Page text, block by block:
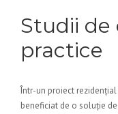
Studii de
practice
Într-un proiect
beneficiat de o soluție